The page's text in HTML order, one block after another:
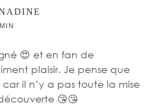
😍 et en fan de
plaisir. Je pense que
il n’y a pas toute la mise
😘😘